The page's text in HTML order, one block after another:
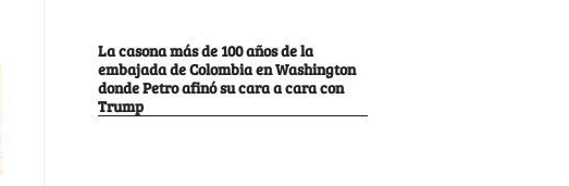
La casona más de 100 años de la
embajada de Colombia en Washington
donde Petro afinó su cara a cara con
Trump